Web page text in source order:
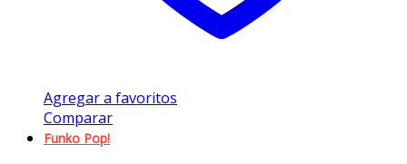
Agregar a favoritos
Comparar
Funko Pop!